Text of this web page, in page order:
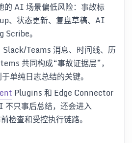
的 AI 场景偏低风险：事故标
、状态更新、复盘草稿、AI
。
Teams 消息、时间线、历
共同构成“事故证据层”，
单纯日志总结的关键。
Plugins 和 Edge Connector
不只事后总结，还会进入
检查和受控执行链路。